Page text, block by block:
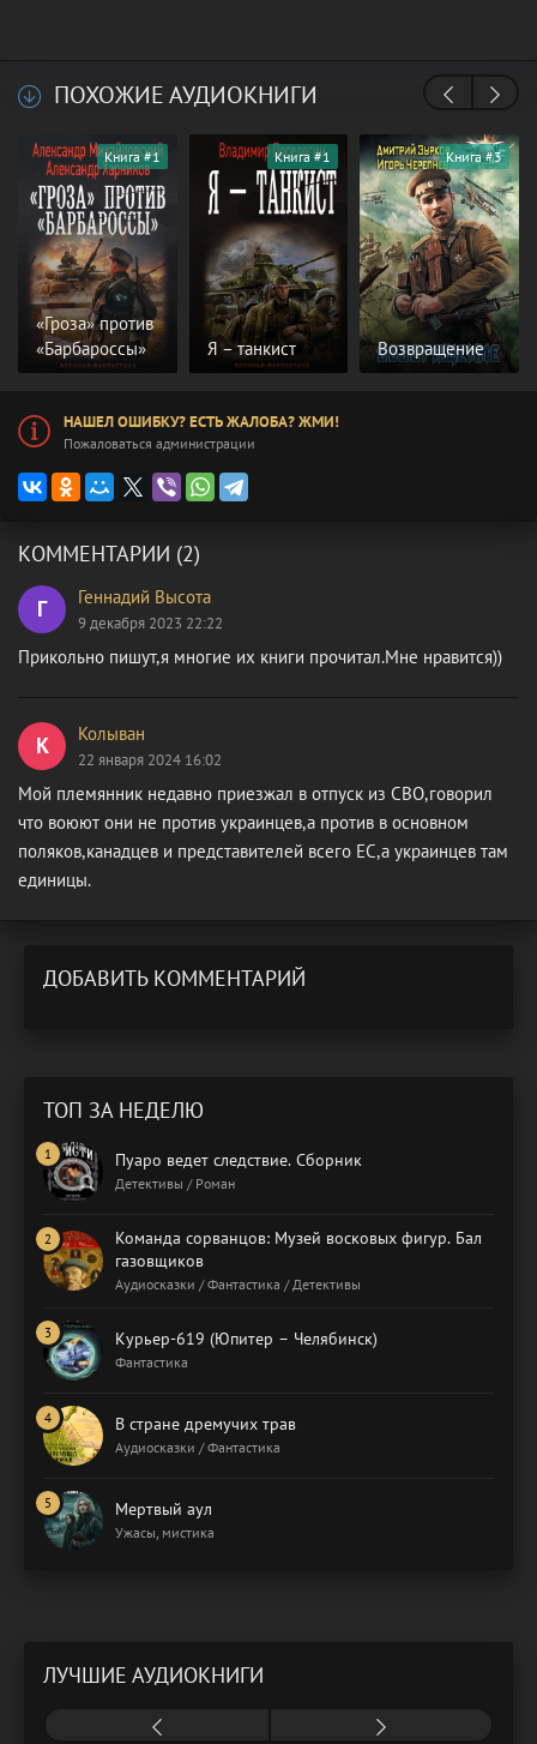
ПОХОЖИЕ АУДИОКНИГИ
«Гроза» против
«Барбароссы»
Книга #1
Я – танкист
Книга #1
Возвращение
Книга #3
НАШЕЛ ОШИБКУ? ЕСТЬ ЖАЛОБА? ЖМИ!
Пожаловаться администрации
КОММЕНТАРИИ (2)
Г Геннадий Высота
9 декабря 2023 22:22
Прикольно пишут,я многие их книги прочитал.Мне нравится))
К Колыван
22 января 2024 16:02
Мой племянник недавно приезжал в отпуск из СВО,говорил
что воюют они не против украинцев,а против в основном
поляков,канадцев и представителей всего ЕС,а украинцев там
единицы.
ДОБАВИТЬ КОММЕНТАРИЙ
ТОП ЗА НЕДЕЛЮ
Пуаро ведет следствие. Сборник
Детективы / Роман
Команда сорванцов: Музей восковых фигур. Бал
газовщиков
Аудиосказки / Фантастика / Детективы
Курьер-619 (Юпитер – Челябинск)
Фантастика
В стране дремучих трав
Аудиосказки / Фантастика
Мертвый аул
Ужасы, мистика
ЛУЧШИЕ АУДИОКНИГИ